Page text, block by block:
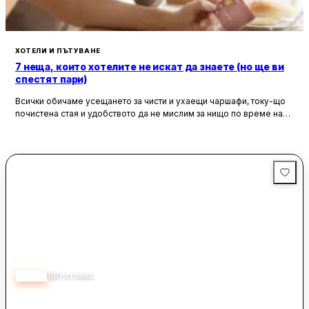
Комплексът предлага добри условия за отдих и релакс,
като същевременно поддържа конкурентни цени за стаите.
ХОТЕЛИ И ПЪТУВАНЕ
7 неща, които хотелите не искат да знаете (но ще ви
спестят пари)
Всички обичаме усещането за чисти и ухаещи чаршафи, току-що
почистена стая и удобството да не мислим за нищо по време на
180 отзива